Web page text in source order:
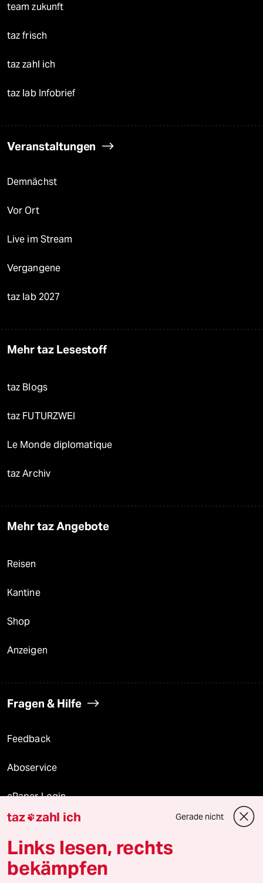
team zukunft
taz frisch
taz zahl ich
taz lab Infobrief
Veranstaltungen
Demnächst
Vor Ort
Live im Stream
Vergangene
taz lab 2027
Mehr taz Lesestoff
taz Blogs
taz FUTURZWEI
Le Monde diplomatique
taz Archiv
Mehr taz Angebote
Reisen
Kantine
Shop
Anzeigen
Fragen & Hilfe
Feedback
Aboservice
ePaper Login
Downloads für Abonnierende
© 2026 taz Verlags und Vertriebs GmbH
taz zahl ich Gerade nicht
Links lesen, rechts
bekämpfen